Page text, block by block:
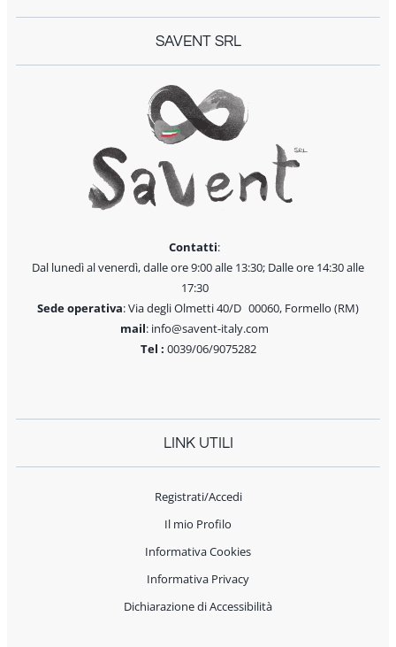
SAVENT SRL
Contatti:
Dal lunedì al venerdì, dalle ore 9:00 alle 13:30; Dalle ore 14:30 alle
17:30
Sede operativa: Via degli Olmetti 40/D 00060, Formello (RM)
mail: info@savent-italy.com
Tel : 0039/06/9075282
LINK UTILI
Registrati/Accedi
Il mio Profilo
Informativa Cookies
Informativa Privacy
Dichiarazione di Accessibilità